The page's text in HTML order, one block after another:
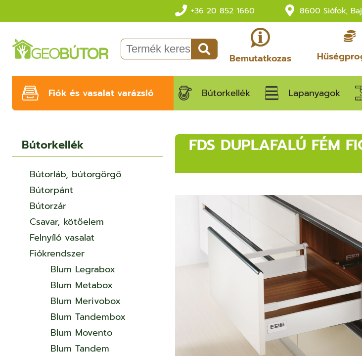
+36 20 852 1660 8600 Siófok,
Bemutatkozas
Fiók és vasalat varázsló Bútorkellék Lapanyagok
Bútorkellék
Bútorláb, bútorgörgő
Bútorpánt
Bútorzár
Csavar, kötőelem
Felnyíló vasalat
Fiókrendszer
Blum Legrabox
Blum Metabox
Blum Merivobox
Blum Tandembox
Blum Movento
Blum Tandem
FDS DUPLAFALÚ FÉM